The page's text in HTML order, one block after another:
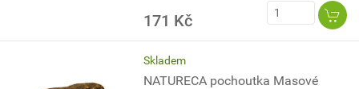
171 Kč
Skladem
NATURECA pochoutka Masové